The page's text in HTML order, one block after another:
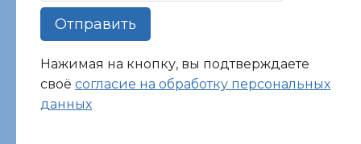
Отправить
Нажимая на кнопку, вы подтверждаете
своё согласие на обработку персональных
данных